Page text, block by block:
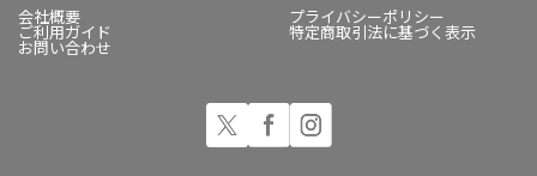
会社概要 プライバシーポリシー
ご利用ガイド 特定商取引法に基づく表示
お問い合わせ